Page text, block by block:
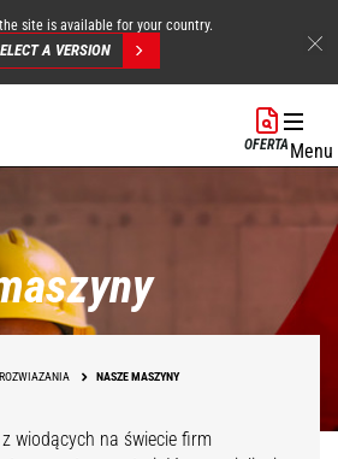
site is available for your country.
A VERSION
OFERTAMenu
ROZWIAZANIA NASZE MASZYNY
wiodących na świecie firm